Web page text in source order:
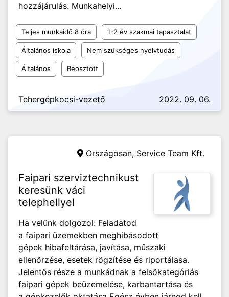
hozzájárulás. Munkahelyi...
Teljes munkaidő 8 óra 1-2 év szakmai tapasztalat
Általános iskola Nem szükséges nyelvtudás
Általános Beosztott
Tehergépkocsi-vezető 2022. 09. 06.
Országosan, Service Team Kft.
Faipari szerviztechnikust
keresünk váci
telephellyel
Ha velünk dolgozol: Feladatod
a faipari üzemekben meghibásodott
gépek hibafeltárása, javítása, műszaki
ellenőrzése, esetek rögzítése és riportálasa.
Jelentős része a munkádnak a felsőkategóriás
faipari gépek beüzemelése, karbantartása és